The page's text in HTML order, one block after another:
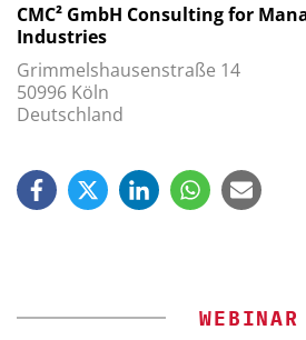
CMC² GmbH Consulting for
Industries
Grimmelshausenstraße 14
50996 Köln
Deutschland
WEBINAR